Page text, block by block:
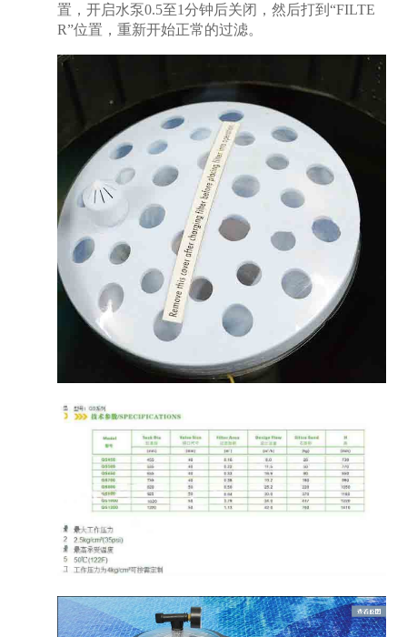
置，开启水泵0.5至1分钟后关闭，然后打到“FILTE
R”位置，重新开始正常的过滤。